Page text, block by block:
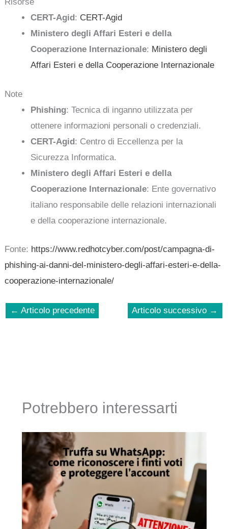
CERT-Agid: CERT-Agid
Ministero degli Affari Esteri e della
Cooperazione Internazionale: Ministero degli
Affari Esteri e della Cooperazione Internazionale
Note
Phishing: Tecnica di inganno utilizzata per
ottenere informazioni personali o credenziali.
CERT-Agid: Centro di Eccellenza per la
Sicurezza Informatica.
Ministero degli Affari Esteri e della
Cooperazione Internazionale: Ente governativo
italiano responsabile delle relazioni internazionali
e della cooperazione internazionale.
Fonte: https://www.redhotcyber.com/post/campagna-di-
phishing-ai-danni-del-ministero-degli-affari-esteri-e-della-
cooperazione-internazionale/
← Articolo precedente Articolo successivo →
Potrebbero interessarti